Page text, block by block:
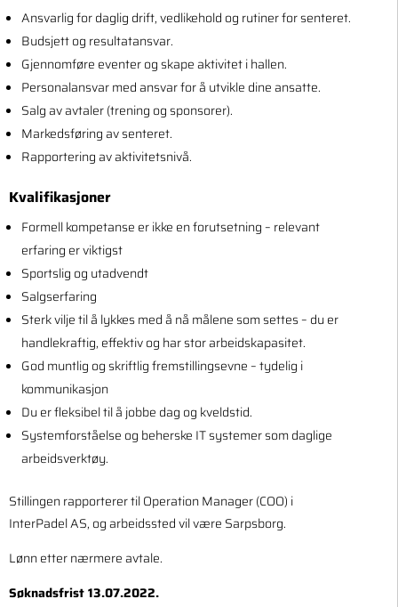
Ansvarlig for daglig drift, vedlikehold og rutiner for senteret.
Budsjett og resultatansvar.
Gjennomføre eventer og skape aktivitet i hallen.
Personalansvar med ansvar for å utvikle dine ansatte.
Salg av avtaler (trening og sponsorer).
Markedsføring av senteret.
Rapportering av aktivitetsnivå.
Kvalifikasjoner
Formell kompetanse er ikke en forutsetning – relevant
erfaring er viktigst
Sportslig og utadvendt
Salgserfaring
Sterk vilje til å lykkes med å nå målene som settes – du er
handlekraftig, effektiv og har stor arbeidskapasitet.
God muntlig og skriftlig fremstillingsevne – tydelig i
kommunikasjon
Du er fleksibel til å jobbe dag og kveldstid.
Systemforståelse og beherske IT systemer som daglige
arbeidsverktøy.
Stillingen rapporterer til Operation Manager (COO) i
InterPadel AS, og arbeidssted vil være Sarpsborg.
Lønn etter nærmere avtale.
Søknadsfrist 13.07.2022.